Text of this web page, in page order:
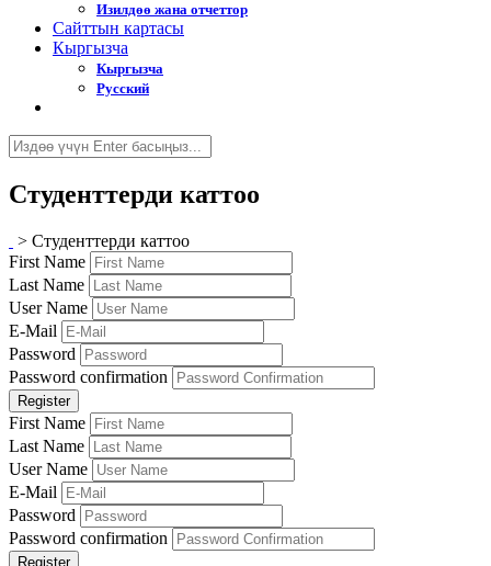
Изилдөө жана отчеттор
Cайттын картасы
Кыргызча
Кыргызча
Русский
Студенттерди каттоо
> Студенттерди каттоо
First Name
Last Name
User Name
E-Mail
Password
Password confirmation
Register
First Name
Last Name
User Name
E-Mail
Password
Password confirmation
Register